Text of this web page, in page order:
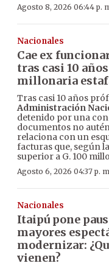
Agosto 8, 2026 06:44 p.
Nacionales
Cae ex
tras casi 10
millonaria
Tras casi 10 años
Administración
detenido por una
documentos no
relaciona con un
facturas que, según
superior a G. 100
Agosto 6, 2026 04:37 p.
Nacionales
Itaipú pone
mayores
modernizar:
vienen?